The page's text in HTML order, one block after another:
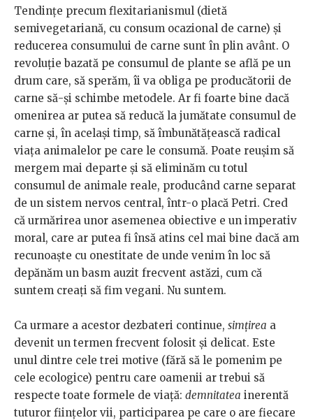
Tendințe precum flexitarianismul (dietă
semivegetariană, cu consum ocazional de carne) și
reducerea consumului de carne sunt în plin avânt. O
revoluție bazată pe consumul de plante se află pe un
drum care, să sperăm, îi va obliga pe producătorii de
carne să-și schimbe metodele. Ar fi foarte bine dacă
omenirea ar putea să reducă la jumătate consumul de
carne și, în același timp, să îmbunătățească radical
viața animalelor pe care le consumă. Poate reușim să
mergem mai departe și să eliminăm cu totul
consumul de animale reale, producând carne separat
de un sistem nervos central, într-o placă Petri. Cred
că urmărirea unor asemenea obiective e un imperativ
moral, care ar putea fi însă atins cel mai bine dacă am
recunoaște cu onestitate de unde venim în loc să
depănăm un basm auzit frecvent astăzi, cum că
suntem creați să fim vegani. Nu suntem.
Ca urmare a acestor dezbateri continue, simțirea a
devenit un termen frecvent folosit și delicat. Este
unul dintre cele trei motive (fără să le pomenim pe
cele ecologice) pentru care oamenii ar trebui să
respecte toate formele de viață: demnitatea inerentă
tuturor ființelor vii, participarea pe care o are fiecare